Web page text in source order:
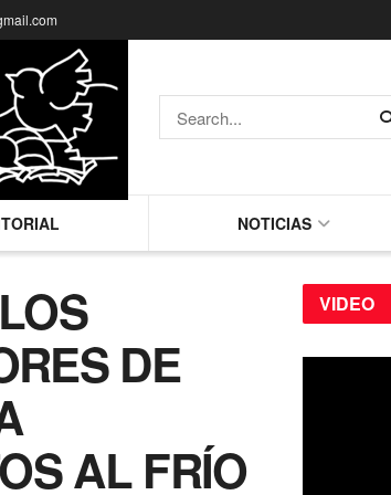
NOTICIAS
DE
AL FRÍO
VIDEO